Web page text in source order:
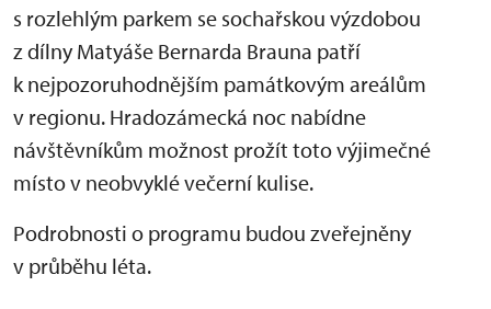
s rozlehlým parkem se sochařskou výzdobou
z dílny Matyáše Bernarda Brauna patří
k nejpozoruhodnějším památkovým areálům
v regionu. Hradozámecká noc nabídne
návštěvníkům možnost prožít toto výjimečné
místo v neobvyklé večerní kulise.
Podrobnosti o programu budou zveřejněny
v průběhu léta.